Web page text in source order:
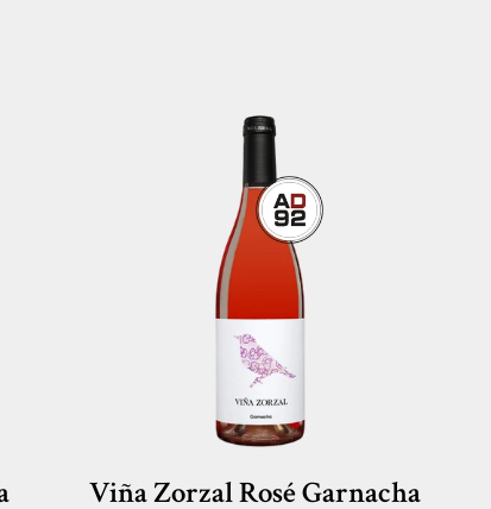
Viña Zorzal Rosé Garnacha